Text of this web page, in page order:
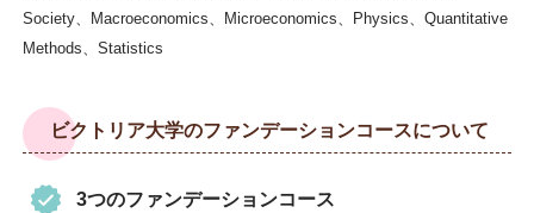
Society、Macroeconomics、Microeconomics、Physics、Quantitative
Methods、Statistics
ビクトリア大学のファンデーションコースについて
3つのファンデーションコース